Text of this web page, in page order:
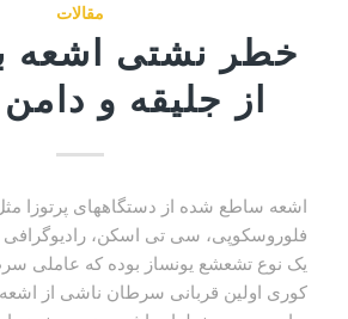
مقالات
خطر نشتی اشعه
از جلیقه و
اشعه ساطع شده از دستگاههای پرتوزا
فلوروسکوپی، سی تی اسکن،
یک نوع تشعشع یونساز بوده که عاملی
کوری اولین قربانی سرطان ناشی از